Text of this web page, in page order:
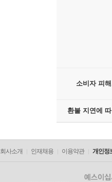
소비자 피
환불 지연에
회사소개 인재채용 이용약관 개인정